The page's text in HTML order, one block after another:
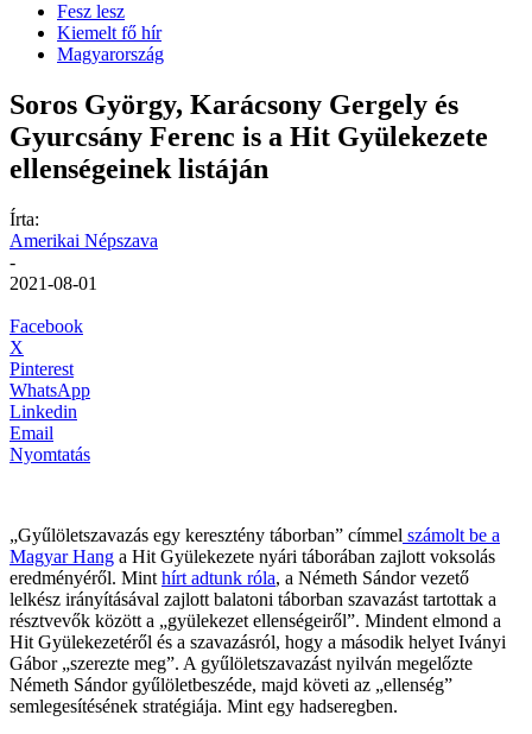
Fesz lesz
Kiemelt fő hír
Magyarország
Soros György, Karácsony Gergely és
Gyurcsány Ferenc is a Hit Gyülekezete
ellenségeinek listáján
Írta:
Amerikai Népszava
-
2021-08-01
Facebook
X
Pinterest
WhatsApp
Linkedin
Email
Nyomtatás
„Gyűlöletszavazás egy keresztény táborban” címmel számolt be a
Magyar Hang a Hit Gyülekezete nyári táborában zajlott voksolás
eredményéről. Mint hírt adtunk róla, a Németh Sándor vezető
lelkész irányításával zajlott balatoni táborban szavazást tartottak a
résztvevők között a „gyülekezet ellenségeiről”. Mindent elmond a
Hit Gyülekezetéről és a szavazásról, hogy a második helyet Iványi
Gábor „szerezte meg”. A gyűlöletszavazást nyilván megelőzte
Németh Sándor gyűlöletbeszéde, majd követi az „ellenség”
semlegesítésének stratégiája. Mint egy hadseregben.